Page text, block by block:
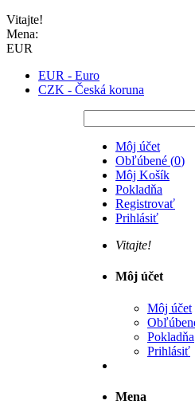
Vitajte!
Mena:
EUR
EUR - Euro
CZK - Česká koruna
Môj účet
Obľúbené (0)
Môj Košík
Pokladňa
Registrovať
Prihlásiť
Vitajte!
Môj účet
Môj účet
Pokladňa
Prihlásiť
Mena